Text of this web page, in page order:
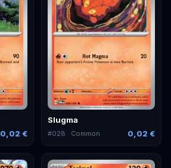
0,02 €
Slugma
#028 · Common 0,02 €